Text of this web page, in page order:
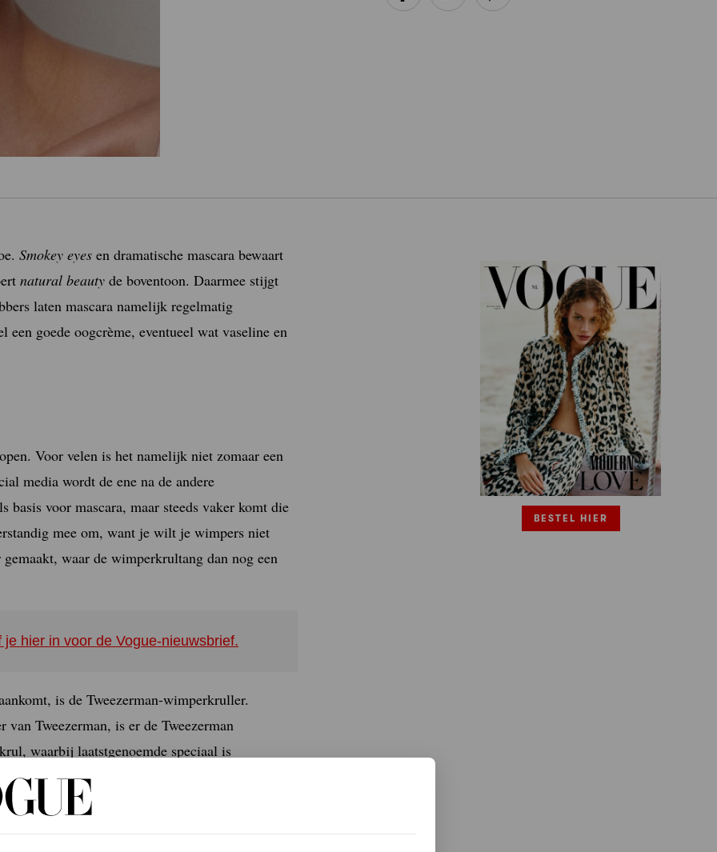
Smokey eyes en dramatische mascara bewaart
natural beauty de boventoon. Daarmee stijgt
laten mascara namelijk regelmatig
een goede oogcrème, eventueel wat vaseline en
Voor velen is het namelijk niet zomaar een
media wordt de ene na de andere
voor mascara, maar steeds vaker komt die
mee om, want je wilt je wimpers niet
waar de wimperkrultang dan nog een
hier in voor de Vogue-nieuwsbrief.
is de Tweezerman-wimperkruller.
Tweezerman, is er de Tweezerman
waarbij laatstgenoemde speciaal is
populair is de Dior wimperkruller, evenals die
als een verwarmde wimperkruller.
BESTEL HIER